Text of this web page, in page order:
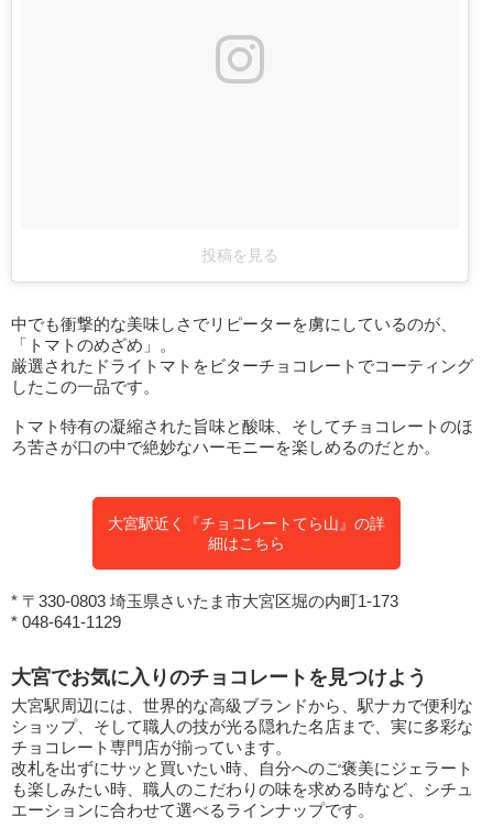
投稿を見る
中でも衝撃的な美味しさでリピーターを虜にしているのが、
「トマトのめざめ」。
厳選されたドライトマトをビターチョコレートでコーティング
したこの一品です。
トマト特有の凝縮された旨味と酸味、そしてチョコレートのほ
ろ苦さが口の中で絶妙なハーモニーを楽しめるのだとか。
大宮駅近く『チョコレートてら山』の詳
細はこちら
* 〒330-0803 埼玉県さいたま市大宮区堀の内町1-173
* 048-641-1129
大宮でお気に入りのチョコレートを見つけよう
大宮駅周辺には、世界的な高級ブランドから、駅ナカで便利な
ショップ、そして職人の技が光る隠れた名店まで、実に多彩な
チョコレート専門店が揃っています。
改札を出ずにサッと買いたい時、自分へのご褒美にジェラート
も楽しみたい時、職人のこだわりの味を求める時など、シチュ
エーションに合わせて選べるラインナップです。